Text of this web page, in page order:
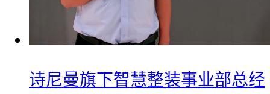
诗尼曼旗下智慧整装事业部总经